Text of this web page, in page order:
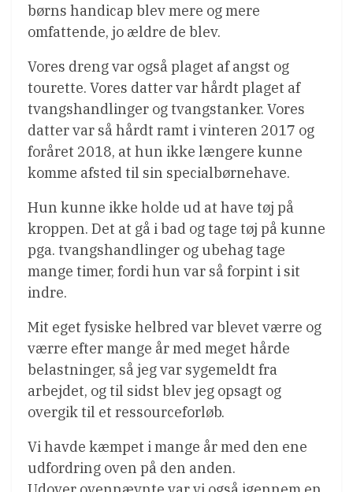
børns handicap blev mere og mere
omfattende, jo ældre de blev.
Vores dreng var også plaget af angst og
tourette. Vores datter var hårdt plaget af
tvangshandlinger og tvangstanker. Vores
datter var så hårdt ramt i vinteren 2017 og
foråret 2018, at hun ikke længere kunne
komme afsted til sin specialbørnehave.
Hun kunne ikke holde ud at have tøj på
kroppen. Det at gå i bad og tage tøj på kunne
pga. tvangshandlinger og ubehag tage
mange timer, fordi hun var så forpint i sit
indre.
Mit eget fysiske helbred var blevet værre og
værre efter mange år med meget hårde
belastninger, så jeg var sygemeldt fra
arbejdet, og til sidst blev jeg opsagt og
overgik til et ressourceforløb.
Vi havde kæmpet i mange år med den ene
udfordring oven på den anden.